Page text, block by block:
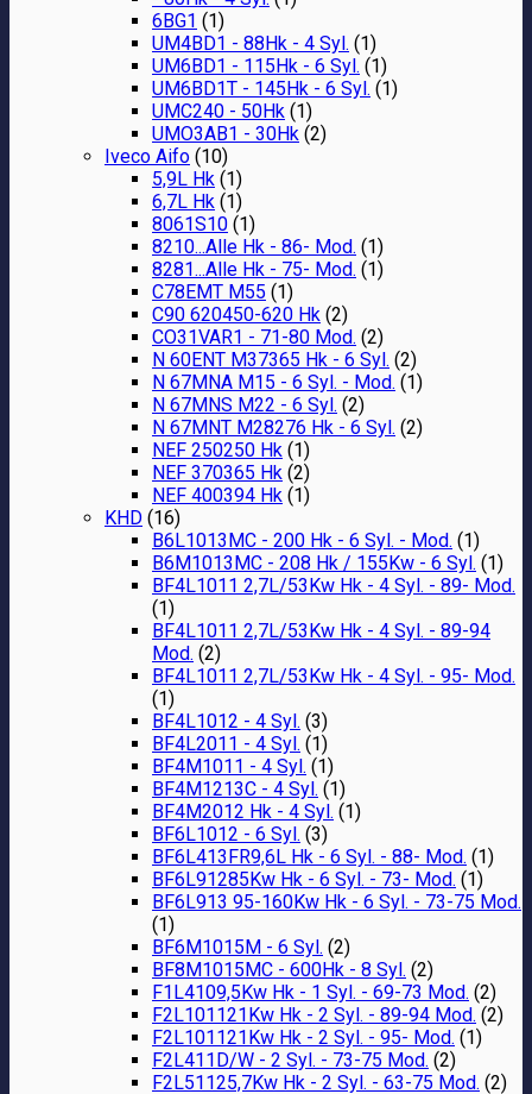
6BG1 (1)
UM4BD1 - 88Hk - 4 Syl. (1)
UM6BD1 - 115Hk - 6 Syl. (1)
UM6BD1T - 145Hk - 6 Syl. (1)
UMC240 - 50Hk (1)
UMO3AB1 - 30Hk (2)
Iveco Aifo (10)
5,9L Hk (1)
6,7L Hk (1)
8061S10 (1)
8210...Alle Hk - 86- Mod. (1)
8281...Alle Hk - 75- Mod. (1)
C78EMT M55 (1)
C90 620450-620 Hk (2)
CO31VAR1 - 71-80 Mod. (2)
N 60ENT M37365 Hk - 6 Syl. (2)
N 67MNA M15 - 6 Syl. - Mod. (1)
N 67MNS M22 - 6 Syl. (2)
N 67MNT M28276 Hk - 6 Syl. (2)
NEF 250250 Hk (1)
NEF 370365 Hk (2)
NEF 400394 Hk (1)
KHD (16)
B6L1013MC - 200 Hk - 6 Syl. - Mod. (1)
B6M1013MC - 208 Hk / 155Kw - 6 Syl. (1)
BF4L1011 2,7L/53Kw Hk - 4 Syl. - 89- Mod.
(1)
BF4L1011 2,7L/53Kw Hk - 4 Syl. - 89-94
Mod. (2)
BF4L1011 2,7L/53Kw Hk - 4 Syl. - 95- Mod.
(1)
BF4L1012 - 4 Syl. (3)
BF4L2011 - 4 Syl. (1)
BF4M1011 - 4 Syl. (1)
BF4M1213C - 4 Syl. (1)
BF4M2012 Hk - 4 Syl. (1)
BF6L1012 - 6 Syl. (3)
BF6L413FR9,6L Hk - 6 Syl. - 88- Mod. (1)
BF6L91285Kw Hk - 6 Syl. - 73- Mod. (1)
BF6L913 95-160Kw Hk - 6 Syl. - 73-75 Mod.
(1)
BF6M1015M - 6 Syl. (2)
BF8M1015MC - 600Hk - 8 Syl. (2)
F1L4109,5Kw Hk - 1 Syl. - 69-73 Mod. (2)
F2L101121Kw Hk - 2 Syl. - 89-94 Mod. (2)
F2L101121Kw Hk - 2 Syl. - 95- Mod. (1)
F2L411D/W - 2 Syl. - 73-75 Mod. (2)
F2L51125,7Kw Hk - 2 Syl. - 63-75 Mod. (2)